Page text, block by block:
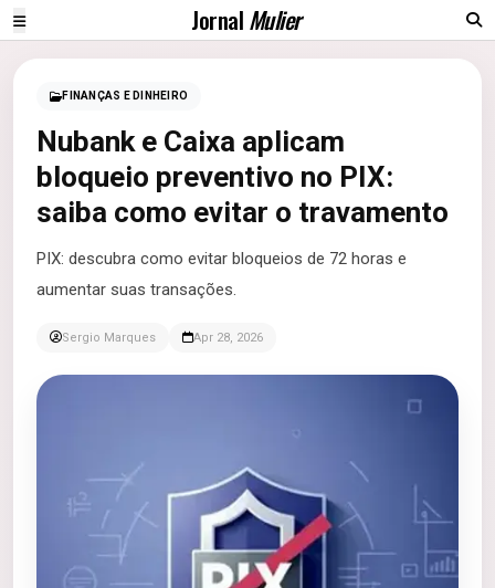
JornalMulier
FINANÇAS E DINHEIRO
Nubank e Caixa aplicam
bloqueio preventivo no PIX:
saiba como evitar o travamento
PIX: descubra como evitar bloqueios de 72 horas e
aumentar suas transações.
Sergio Marques Apr 28, 2026